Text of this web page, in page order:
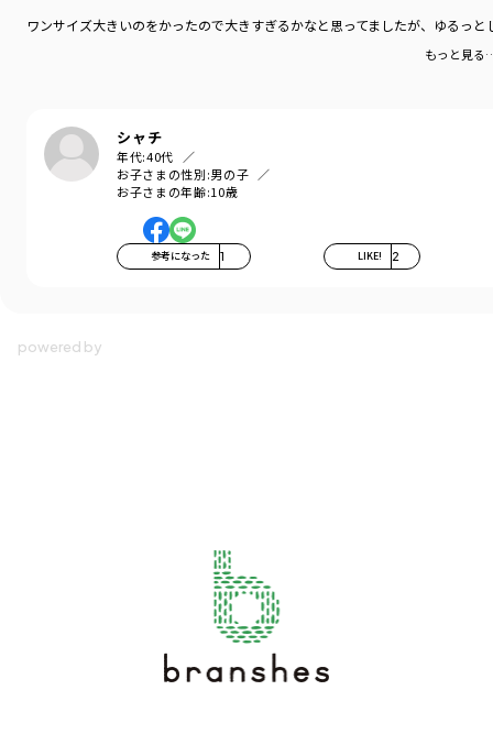
ワンサイズ大きいのをかったので大きすぎるかなと思ってましたが、ゆるっ
もっと見る
シャチ
年代:40代
お子さまの性別:男の子
お子さまの年齢:10歳
参考になった 1 LIKE! 2